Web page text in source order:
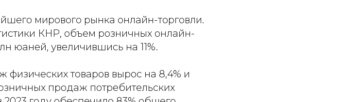
мирового рынка онлайн-торговли.
КНР, объем розничных онлайн-
юаней, увеличившись на 11%.
товаров вырос на 8,4% и
продаж потребительских